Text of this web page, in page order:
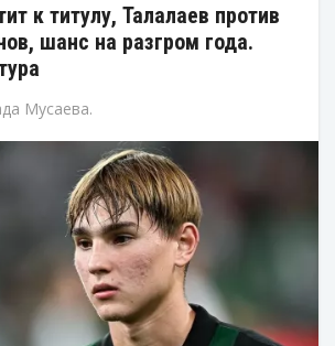
к титулу, Талалаев против
шанс на разгром года.
Мусаева.